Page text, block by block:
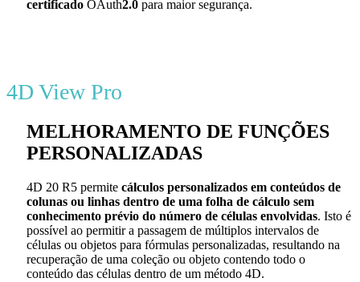
certificado OAuth2.0 para maior segurança.
4D View Pro
MELHORAMENTO DE FUNÇÕES
PERSONALIZADAS
4D 20 R5 permite cálculos personalizados em conteúdos de
colunas ou linhas dentro de uma folha de cálculo sem
conhecimento prévio do número de células envolvidas. Isto é
possível ao permitir a passagem de múltiplos intervalos de
células ou objetos para fórmulas personalizadas, resultando na
recuperação de uma coleção ou objeto contendo todo o
conteúdo das células dentro de um método 4D.